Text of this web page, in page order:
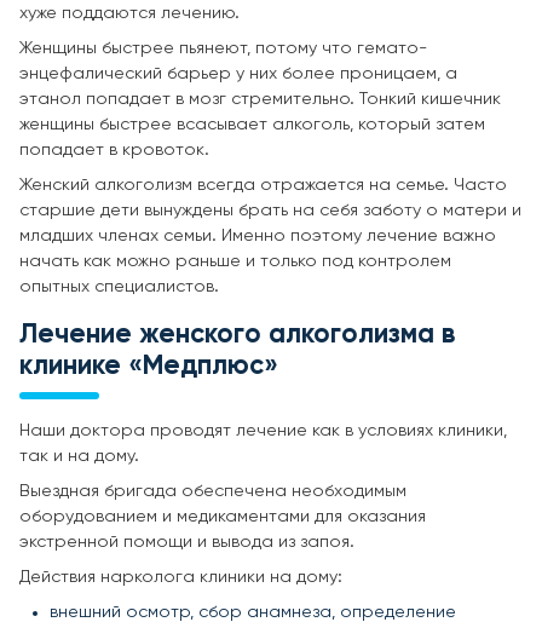
хуже поддаются лечению.
Женщины быстрее пьянеют, потому что гемато-
энцефалический барьер у них более проницаем, а
этанол попадает в мозг стремительно. Тонкий кишечник
женщины быстрее всасывает алкоголь, который затем
попадает в кровоток.
Женский алкоголизм всегда отражается на семье. Часто
старшие дети вынуждены брать на себя заботу о матери и
младших членах семьи. Именно поэтому лечение важно
начать как можно раньше и только под контролем
опытных специалистов.
Лечение женского алкоголизма в
клинике «Медплюс»
Наши доктора проводят лечение как в условиях клиники,
так и на дому.
Выездная бригада обеспечена необходимым
оборудованием и медикаментами для оказания
экстренной помощи и вывода из запоя.
Действия нарколога клиники на дому:
внешний осмотр, сбор анамнеза, определение